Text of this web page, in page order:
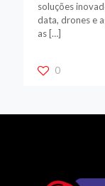
soluções
data, drones e
as […]
0